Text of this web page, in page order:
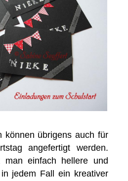
können übrigens auch für
angefertigt werden.
man einfach hellere und
jedem Fall ein kreativer